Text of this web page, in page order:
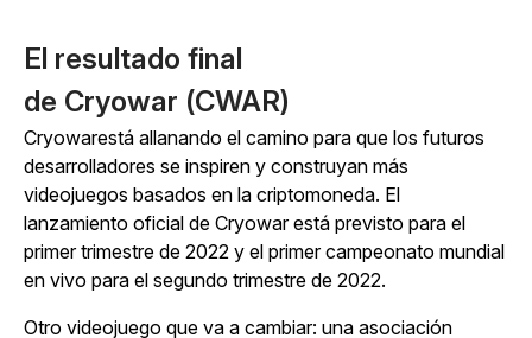
El resultado final
de Cryowar (CWAR)
Cryowarestá allanando el camino para que los futuros
desarrolladores se inspiren y construyan más
videojuegos basados en la criptomoneda. El
lanzamiento oficial de Cryowarestá previsto para el
primer trimestre de 2022 y el primer campeonato mundial
en vivo para el segundo trimestre de 2022.
Otro videojuego que va a cambiar: una asociación